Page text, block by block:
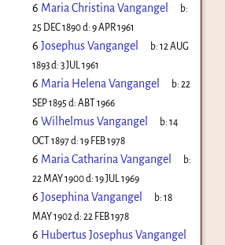
6 Maria Christina Vangangel
b:
25 DEC 1890d: 9 APR 1961
6 Josephus Vangangel b:12 AUG
1893d: 3 JUL 1961
6 Maria Helena Vangangel b:22
SEP 1895 d: ABT 1966
6 Wilhelmus Vangangel b:14
OCT 1897d: 19 FEB 1978
6 Maria Catharina Vangangel
b:
22 MAY 1900d: 19 JUL 1969
6 Josephina Vangangel b:18
MAY 1902 d: 22 FEB 1978
6 Hubertus Josephus Vangangel